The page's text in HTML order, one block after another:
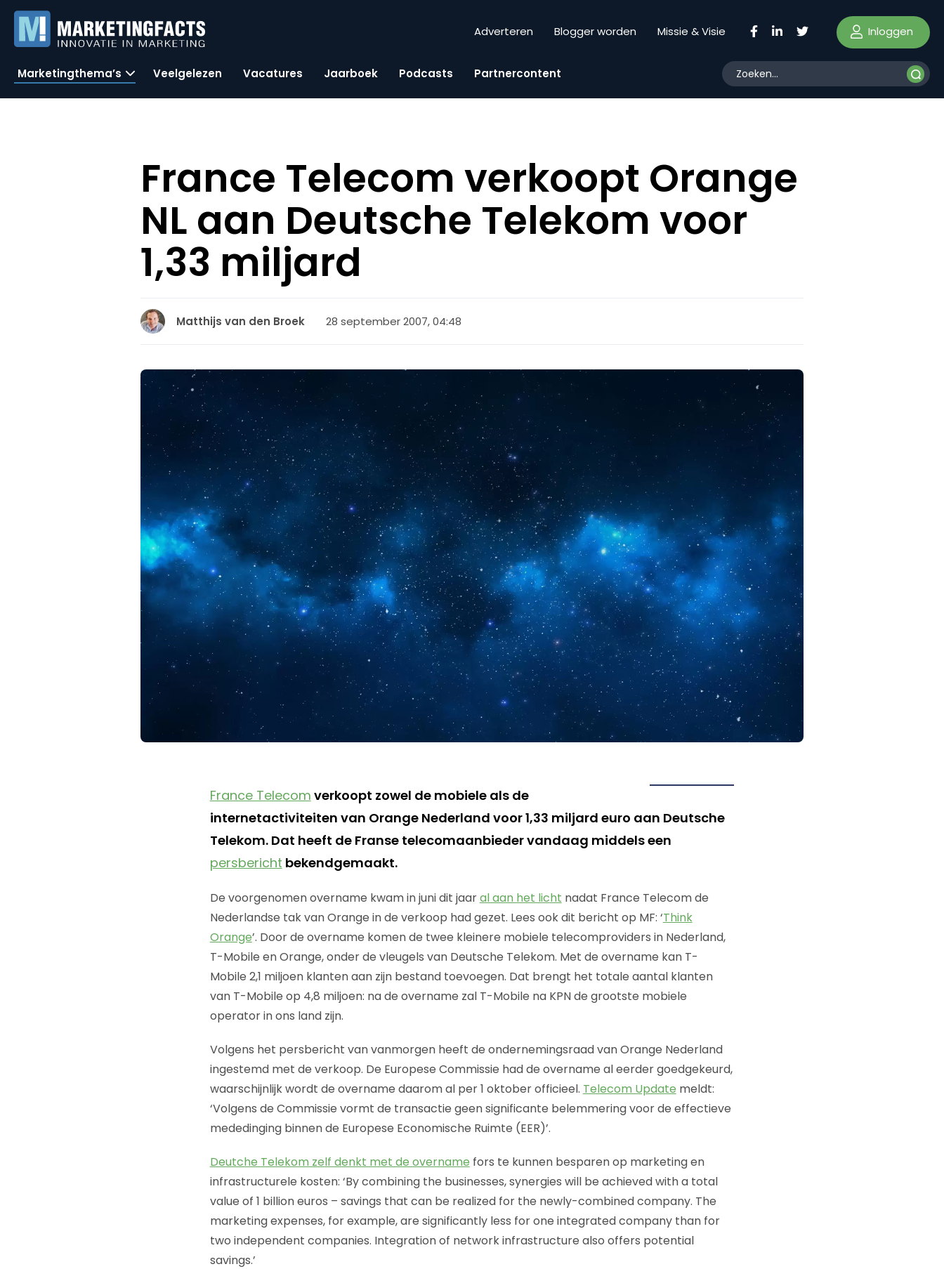
Adverteren Blogger worden Missie & Visie Inloggen
Marketingthema’s Veelgelezen Vacatures Jaarboek Podcasts Partnercontent
France Telecom verkoopt Orange
NL aan Deutsche Telekom voor
1,33 miljard
Matthijs van den Broek 28 september 2007, 04:48
France Telecom verkoopt zowel de mobiele als de
internetactiviteiten van Orange Nederland voor 1,33 miljard euro aan Deutsche
Telekom. Dat heeft de Franse telecomaanbieder vandaag middels een
persbericht bekendgemaakt.
De voorgenomen overname kwam in juni dit jaaral aan het licht nadat France Telecom de
Nederlandse tak van Orange in de verkoop had gezet. Lees ook dit bericht op MF: ‘Think
Orange’. Door de overname komen de twee kleinere mobiele telecomproviders in Nederland,
T-Mobile en Orange, onder de vleugels van Deutsche Telekom. Met de overname kan T-
Mobile 2,1 miljoen klanten aan zijn bestand toevoegen. Dat brengt het totale aantal klanten
van T-Mobile op 4,8 miljoen: na de overname zal T-Mobile na KPN de grootste mobiele
operator in ons land zijn.
Volgens het persbericht van vanmorgen heeft de ondernemingsraad van Orange Nederland
ingestemd met de verkoop. De Europese Commissie had de overname al eerder goedgekeurd,
waarschijnlijk wordt de overname daarom al per 1 oktober officieel. Telecom Update meldt:
‘Volgens de Commissie vormt de transactie geen significante belemmering voor de effectieve
mededinging binnen de Europese Economische Ruimte (EER)’.
Deutche Telekom zelf denkt met de overname fors te kunnen besparen op marketing en
infrastructurele kosten: ‘By combining the businesses, synergies will be achieved with a total
value of 1 billion euros – savings that can be realized for the newly-combined company. The
marketing expenses, for example, are significantly less for one integrated company than for
two independent companies. Integration of network infrastructure also offers potential
savings.’